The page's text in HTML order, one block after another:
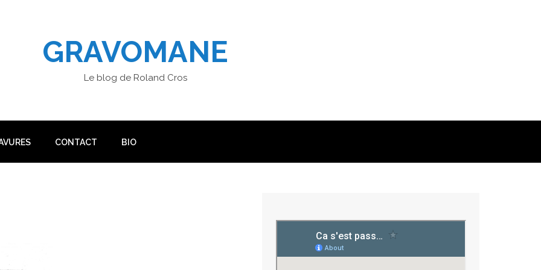
GRAVOMANE
Le blog de Roland Cros
CONTACT BIO